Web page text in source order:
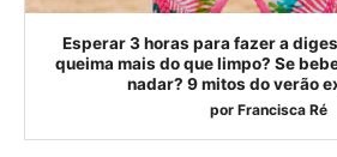
Esperar 3 horas para fazer a
queima mais do que limpo? Se
nadar? 9 mitos do verão
por Francisca Ré